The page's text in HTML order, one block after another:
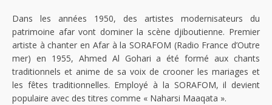
Dans les années 1950, des artistes modernisateurs du
patrimoine afar vont dominer la scène djiboutienne. Premier
artiste à chanter en Afar à la SORAFOM (Radio France d’Outre
mer) en 1955, Ahmed Al Gohari a été formé aux chants
traditionnels et anime de sa voix de crooner les mariages et
les fêtes traditionnelles. Employé à la SORAFOM, il devient
populaire avec des titres comme « Naharsi Maaqata ».